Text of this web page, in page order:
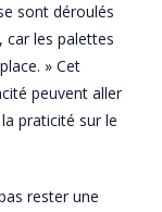
sont déroulés
car les palettes
» Cet
peuvent aller
praticité sur le
rester une